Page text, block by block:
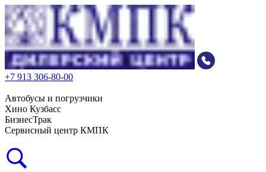
+7 913 306-80-00
Автобусы и погрузчики
Хино Кузбасс
БизнесТрак
Сервисный центр КМПК